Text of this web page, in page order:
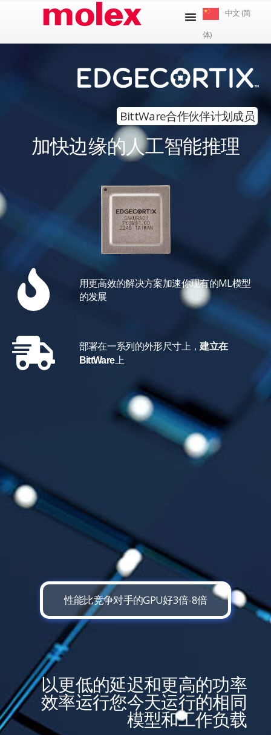
中文 (简
体)
BittWare合作伙伴计划成员
加快边缘的人工智能推理
用更高效的解决方案加速你现有的ML模型
的发展
部署在一系列的外形尺寸上，建立在
BittWare上
性能比竞争对手的GPU好3倍-8倍
以更低的延迟和更高的功率
效率运行您今天运行的相同
模型和工作负载